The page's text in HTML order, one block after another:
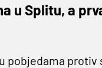
u Splitu, a
pobjedama